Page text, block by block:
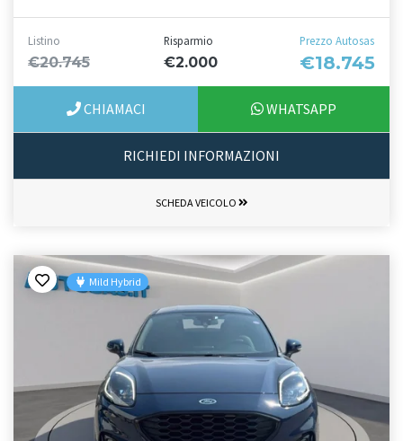
Listino
€20.745
Risparmio
€2.000
Prezzo Autosas
€18.745
CHIAMACI WHATSAPP
RICHIEDI INFORMAZIONI
SCHEDA VEICOLO
Mild Hybrid